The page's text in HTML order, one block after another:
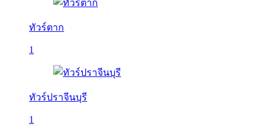
ทัวร์ตาก
1
ทัวร์ปราจีนบุรี
1